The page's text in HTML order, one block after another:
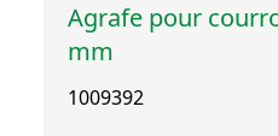
Agrafe pour
mm
1009392